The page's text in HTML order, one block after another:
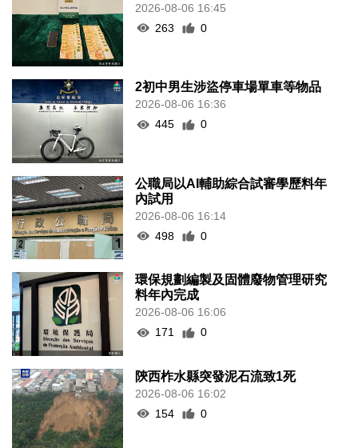
2026-08-06 16:45
263
0
2初中男生涉盜停車場單車等物品
2026-08-06 16:36
445
0
公職局以AI輔助綜合試審學歷料年
內試用
2026-08-06 16:14
498
0
環保規劃編製及固體廢物管理研究
料年內完成
2026-08-06 16:06
171
0
陝西柞水縣突發泥石流致1死
2026-08-06 16:02
154
0